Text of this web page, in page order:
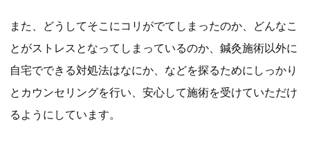
また、どうしてそこにコリがでてしまったのか、どんなこ
とがストレスとなってしまっているのか、鍼灸施術以外に
自宅でできる対処法はなにか、などを探るためにしっかり
とカウンセリングを行い、安心して施術を受けていただけ
るようにしています。